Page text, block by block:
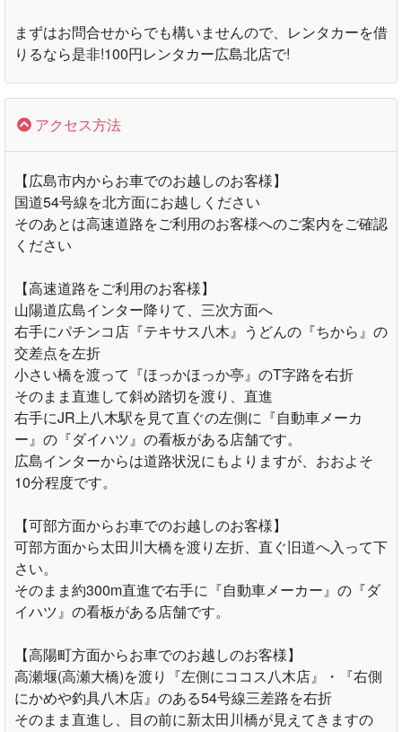
まずはお問合せからでも構いませんので、レンタカーを借
りるなら是非!100円レンタカー広島北店で!
アクセス方法
【広島市内からお車でのお越しのお客様】
国道54号線を北方面にお越しください
そのあとは高速道路をご利用のお客様へのご案内をご確認
ください
【高速道路をご利用のお客様】
山陽道広島インター降りて、三次方面へ
右手にパチンコ店『テキサス八木』うどんの『ちから』の
交差点を左折
小さい橋を渡って『ほっかほっか亭』のT字路を右折
そのまま直進して斜め踏切を渡り、直進
右手にJR上八木駅を見て直ぐの左側に『自動車メーカ
ー』の『ダイハツ』の看板がある店舗です。
広島インターからは道路状況にもよりますが、おおよそ
10分程度です。
【可部方面からお車でのお越しのお客様】
可部方面から太田川大橋を渡り左折、直ぐ旧道へ入って下
さい。
そのまま約300m直進で右手に『自動車メーカー』の『ダ
イハツ』の看板がある店舗です。
【高陽町方面からお車でのお越しのお客様】
高瀬堰(高瀬大橋)を渡り『左側にココス八木店』・『右側
にかめや釣具八木店』のある54号線三差路を右折
そのまま直進し、目の前に新太田川橋が見えてきますの